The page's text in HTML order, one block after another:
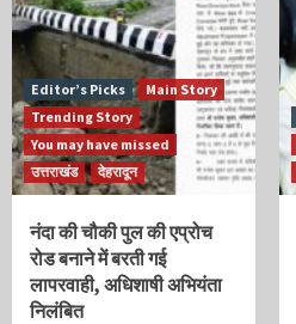
Editor’s Picks
Main Story
Trending Story
You may have missed
उत्तराखंड
देहरादून
नंदा की चौकी पुल की एप्रोच
रोड बनाने में बरती गई
लापरवाही, अधिशाषी अभियंता
निलंबित